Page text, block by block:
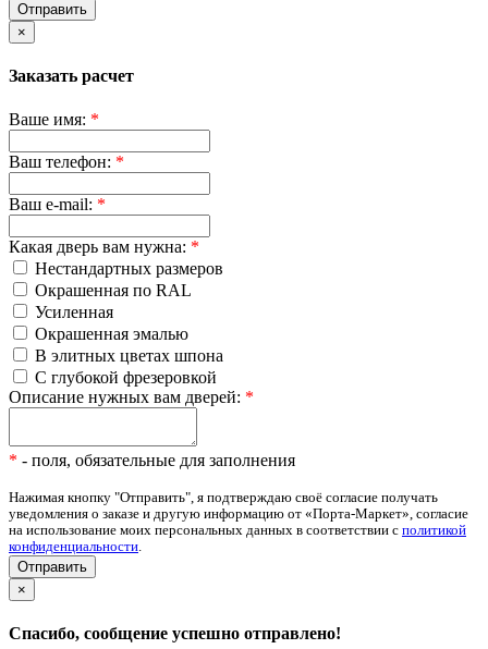
Отправить
×
Заказать расчет
Ваше имя: *
Ваш телефон: *
Ваш e-mail: *
Какая дверь вам нужна: *
Нестандартных размеров
Окрашенная по RAL
Усиленная
Окрашенная эмалью
В элитных цветах шпона
С глубокой фрезеровкой
Описание нужных вам дверей: *
* - поля, обязательные для заполнения
Нажимая кнопку "Отправить", я подтверждаю своё согласие получать
уведомления о заказе и другую информацию от «Порта-Маркет», согласие
на использование моих персональных данных в соответствии с политикой
конфиденциальности
×
Спасибо, сообщение успешно отправлено!